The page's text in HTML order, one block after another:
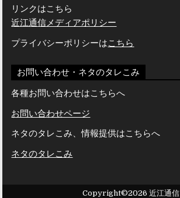
リンクはこちら
近江通信メディアポリシー
プライバシーポリシーはこちら
お問い合わせ・ネタのタレこみ
各種お問い合わせはこちらへ
お問い合わせページ
ネタのタレこみ、情報提供はこちらへ
ネタのタレこみ
Copyright©2026 近江通信